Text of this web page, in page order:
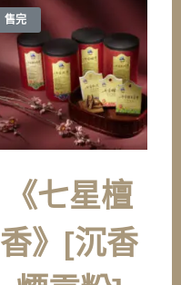
售完
《七星檀
香》[沉香